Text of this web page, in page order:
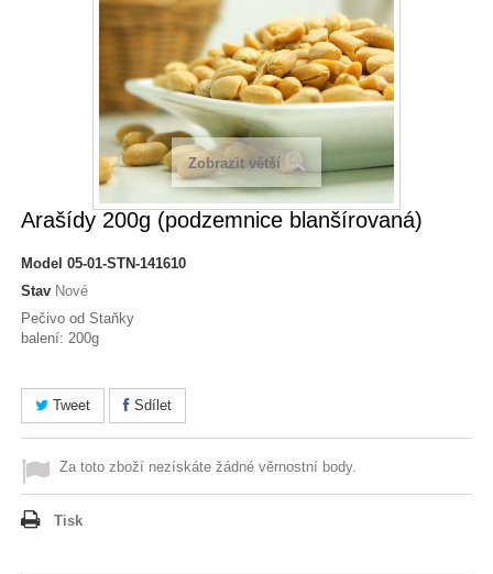
Zobrazit větší
Arašídy 200g (podzemnice blanšírovaná)
Model 05-01-STN-141610
Stav Nové
Pečivo od Staňky
balení: 200g
Tweet Sdílet
Za toto zboží nezískáte žádné věrnostní body.
Tisk